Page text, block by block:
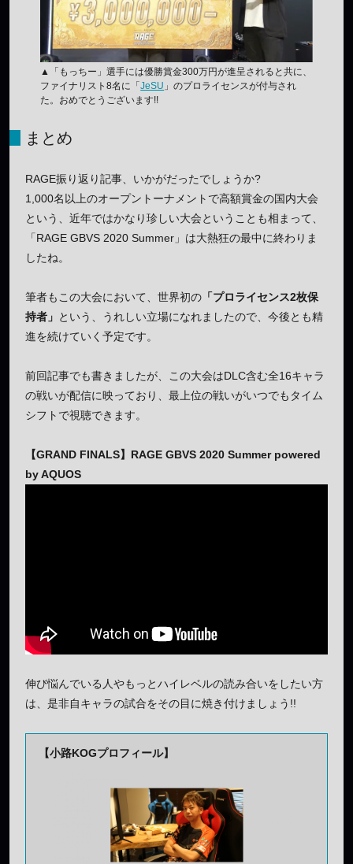
▲「もっちー」選手には優勝賞金300万円が進呈されると共に、
ファイナリスト8名に「JeSU 」のプロライセンスが付与され
た。おめでとうございます!!
まとめ
RAGE振り返り記事、いかがだったでしょうか?
1,000名以上のオープントーナメントで高額賞金の国内大会
という、近年ではかなり珍しい大会ということも相まって、
「RAGE GBVS 2020 Summer」は大熱狂の最中に終わりま
したね。
筆者もこの大会において、世界初の 「プロライセンス2枚保
持者」 という、うれしい立場になれましたので、今後とも精
進を続けていく予定です。
前回記事でも書きましたが、この大会はDLC含む全16キャラ
の戦いが配信に映っており、最上位の戦いがいつでもタイム
シフトで視聴できます。
【GRAND FINALS】RAGE GBVS 2020 Summer powered
by AQUOS
伸び悩んでいる人やもっとハイレベルの読み合いをしたい方
は、是非自キャラの試合をその目に焼き付けましょう!!
【小路KOGプロフィール】